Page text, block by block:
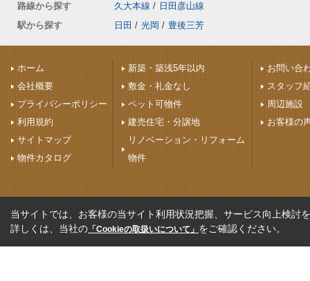
路線から探す
久大本線 / 日田彦山線
駅から探す
日田 / 光岡 / 豊後三芳
ホーム
会社概要
プライバシーポリシー
利用規約
サイトマップ
物件カタログ
新築・築浅5年以内
敷金・礼金なし
ペット可物件
建売住宅・分譲地
リノベーション・リフォーム
物件
お問い合
スタッフ
周辺施設
お客様の
当サイトでは、お客様の当サイト利用状況把握、サービス向上検討
詳しくは、当社の 「Cookieの取扱いについて」 をご確認ください。